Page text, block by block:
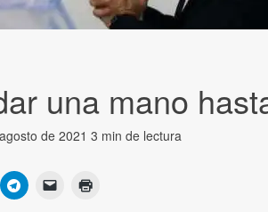
una mano
de 2021 3 min de lectura